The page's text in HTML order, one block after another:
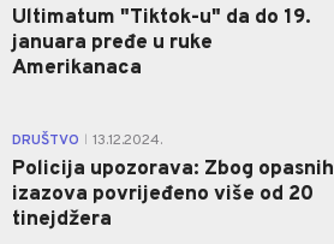
Ultimatum "Tiktok-u" da do 19.
januara pređe u ruke
Amerikanaca
DRUŠTVO 13.12.2024.
Policija upozorava: Zbog opasnih
izazova povrijeđeno više od 20
tinejdžera